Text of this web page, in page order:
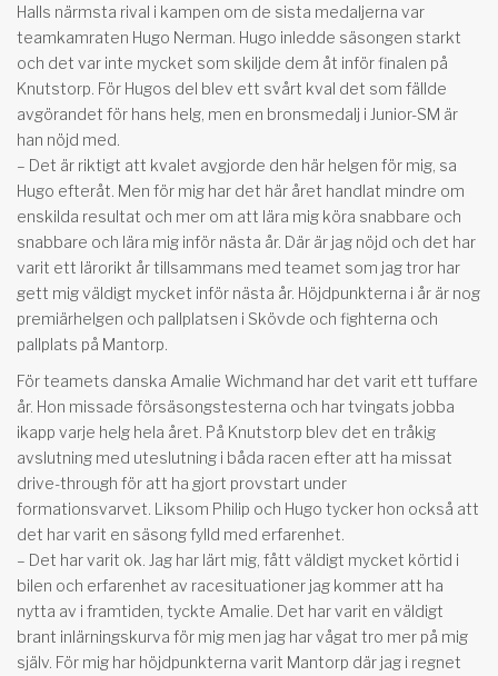
Halls närmsta rival i kampen om de sista medaljerna var
teamkamraten Hugo Nerman. Hugo inledde säsongen starkt
och det var inte mycket som skiljde dem åt inför finalen på
Knutstorp. För Hugos del blev ett svårt kval det som fällde
avgörandet för hans helg, men en bronsmedalj i Junior-SM är
han nöjd med.
– Det är riktigt att kvalet avgjorde den här helgen för mig, sa
Hugo efteråt. Men för mig har det här året handlat mindre om
enskilda resultat och mer om att lära mig köra snabbare och
snabbare och lära mig inför nästa år. Där är jag nöjd och det har
varit ett lärorikt år tillsammans med teamet som jag tror har
gett mig väldigt mycket inför nästa år. Höjdpunkterna i år är nog
premiärhelgen och pallplatsen i Skövde och fighterna och
pallplats på Mantorp.
För teamets danska Amalie Wichmand har det varit ett tuffare
år. Hon missade försäsongstesterna och har tvingats jobba
ikapp varje helg hela året. På Knutstorp blev det en tråkig
avslutning med uteslutning i båda racen efter att ha missat
drive-through för att ha gjort provstart under
formationsvarvet. Liksom Philip och Hugo tycker hon också att
det har varit en säsong fylld med erfarenhet.
– Det har varit ok. Jag har lärt mig, fått väldigt mycket körtid i
bilen och erfarenhet av racesituationer jag kommer att ha
nytta av i framtiden, tyckte Amalie. Det har varit en väldigt
brant inlärningskurva för mig men jag har vågat tro mer på mig
själv. För mig har höjdpunkterna varit Mantorp där jag i regnet